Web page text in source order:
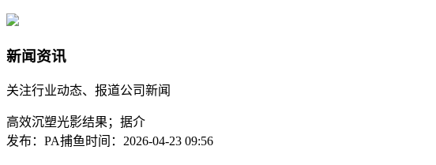
新闻资讯
关注行业动态、报道公司新闻
高效沉塑光影结果；据介
发布：PA捕鱼时间：2026-04-23 09:56